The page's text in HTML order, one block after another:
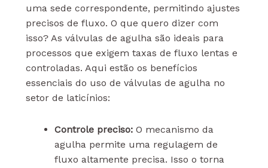
uma sede correspondente, permitindo ajustes
precisos de fluxo. O que quero dizer com
isso? As válvulas de agulha são ideais para
processos que exigem taxas de fluxo lentas e
controladas. Aqui estão os benefícios
essenciais do uso de válvulas de agulha no
setor de laticínios:
Controle preciso:O mecanismo da
agulha permite uma regulagem de
fluxo altamente precisa. Isso o torna